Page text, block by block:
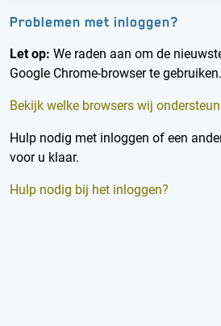
Problemen met inloggen?
Let op: We raden aan om de
Google Chrome-browser te gebruiken.
Bekijk welke browsers wij
Hulp nodig met inloggen of een
voor u klaar.
Hulp nodig bij het inloggen?